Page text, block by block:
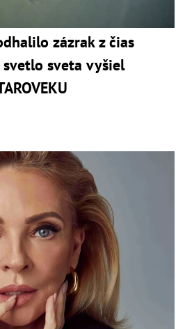
zázrak z čias
svetlo sveta vyšiel